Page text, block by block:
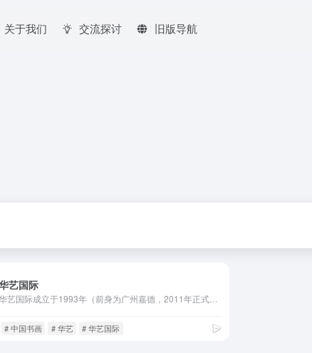
关于我们 交流探讨 旧版导航
艺国际
华艺国际成立于1993年（前身为广州嘉德，2011年正式更名），为中国艺术品拍卖市场奠基者之一，位列中国顶级拍卖企业行列，荣获中国拍卖AAA级企业（最高级别）、所得税国内行业排名第三、总成交额全球第六，及年度十佳企业、年度盈利率奖、年度市场影响力奖等殊荣。
# 中国书画 # 华艺 # 华艺国际